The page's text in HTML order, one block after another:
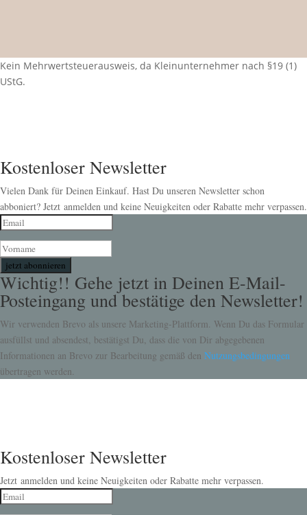
Kein Mehrwertsteuerausweis, da Kleinunternehmer nach §19 (1)
UStG.
Kostenloser Newsletter
Vielen Dank für Deinen Einkauf. Hast Du unseren Newsletter schon
abboniert? Jetzt anmelden und keine Neuigkeiten oder Rabatte mehr verpassen.
jetzt abonnieren
Wichtig!! Gehe jetzt in Deinen E-Mail-
Posteingang und bestätige den Newsletter!
Wir verwenden Brevo als unsere Marketing-Plattform. Wenn Du das Formular
ausfüllst und absendest, bestätigst Du, dass die von Dir abgegebenen
Informationen an Brevo zur Bearbeitung gemäß den Nutzungsbedingungen
übertragen werden.
Kostenloser Newsletter
Jetzt anmelden und keine Neuigkeiten oder Rabatte mehr verpassen.